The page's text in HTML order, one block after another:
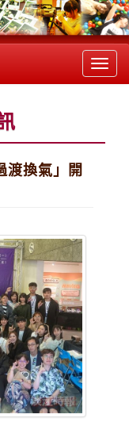
渡換氣」開